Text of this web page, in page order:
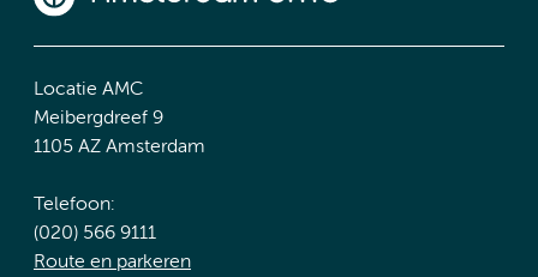
Locatie AMC
Meibergdreef 9
1105 AZ Amsterdam
Telefoon:
(020) 566 9111
Route en parkeren